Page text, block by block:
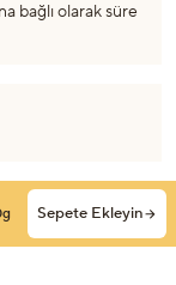
bağlı olarak süre
Sepete Ekleyin